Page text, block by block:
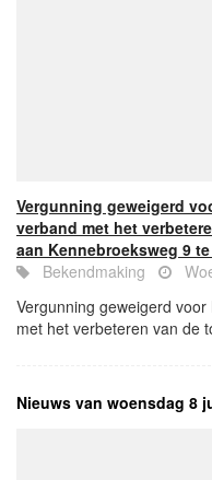
Vergunning geweigerd
verband met het
aan Kennebroeksweg 9
Bekendmaking
Vergunning geweigerd
met het verbeteren van de
Nieuws van woensdag 8